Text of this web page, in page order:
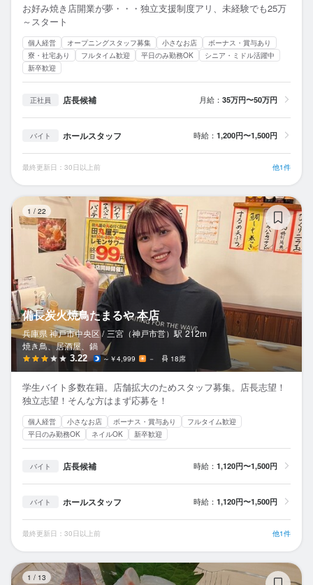
お好み焼き店開業が夢・・・独立支援制度アリ、未経験でも25万
～スタート
個人経営 オープニングスタッフ募集 小さなお店
ボーナス・賞与あり
寮・社宅あり
フルタイム歓迎 平日のみ勤務OK
シニア・ミドル活躍中
新卒歓迎
正社員 店長候補 月給： 35万円〜50万円
バイト ホールスタッフ 時給： 1,200円〜1,500円
最終更新日：30日以上前 他1件
1 / 22
備長炭火焼鳥たまるや 本店
兵庫県 神戸市中央区 / 三宮（神戸市営） 駅 212m
焼き鳥、居酒屋、鍋
3.22 ～￥4,999 － 18席
学生バイト多数在籍。店舗拡大のためスタッフ募集。店長志望！
独立志望！そんな方はまず応募を！
個人経営 小さなお店 ボーナス・賞与あり
フルタイム歓迎
平日のみ勤務OK
ネイルOK 新卒歓迎
バイト 店長候補 時給： 1,120円〜1,500円
バイト ホールスタッフ 時給： 1,120円〜1,500円
最終更新日：30日以上前 他1件
1 / 13